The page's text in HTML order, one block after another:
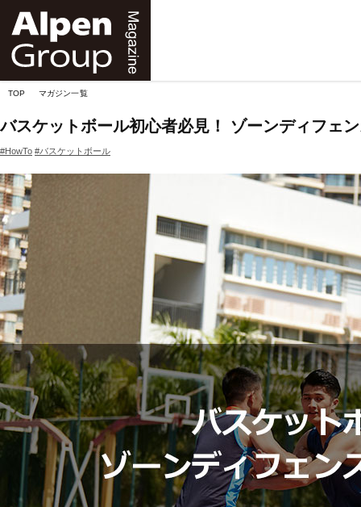
TOP マガジン一覧
バスケットボール初心者必見！ ゾーンディフェ
#HowTo #バスケットボール